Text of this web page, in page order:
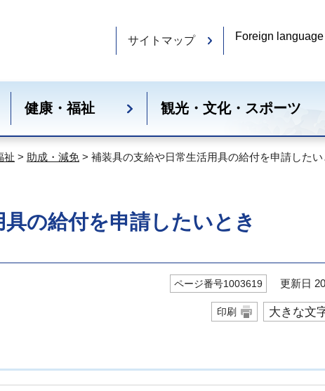
サイトマップ Foreign language
健康・福祉 観光・文化・スポーツ
祉 > 助成・減免 > 補装具の支給や日常生活用具の給付を申請した
の給付を申請したいとき
ページ番号1003619 更新日
印刷 大きな文